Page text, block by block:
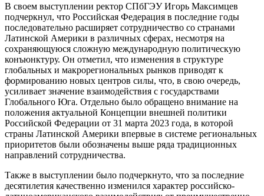
В своем выступлении ректор СПбГЭУ Игорь Максимцев
подчеркнул, что Российская Федерация в последние годы
последовательно расширяет сотрудничество со странами
Латинской Америки в различных сферах, несмотря на
сохраняющуюся сложную международную политическую
конъюнктуру. Он отметил, что изменения в структуре
глобальных и макрорегиональных рынков приводят к
формированию новых центров силы, что, в свою очередь,
усиливает значение взаимодействия с государствами
Глобального Юга. Отдельно было обращено внимание на
положения актуальной Концепции внешней политики
Российской Федерации от 31 марта 2023 года, в которой
страны Латинской Америки впервые в системе региональных
приоритетов были обозначены выше ряда традиционных
направлений сотрудничества.
Также в выступлении было подчеркнуто, что за последние
десятилетия качественно изменился характер российско-